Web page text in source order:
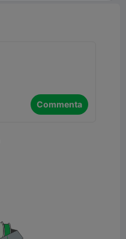
Commenta